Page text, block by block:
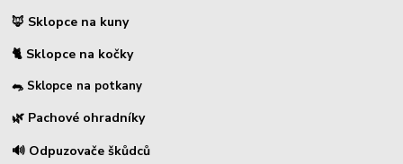
🦊 Sklopce na kuny
🐈 Sklopce na kočky
🐀 Sklopce na potkany
🌿 Pachové ohradníky
🔊 Odpuzovače škůdců